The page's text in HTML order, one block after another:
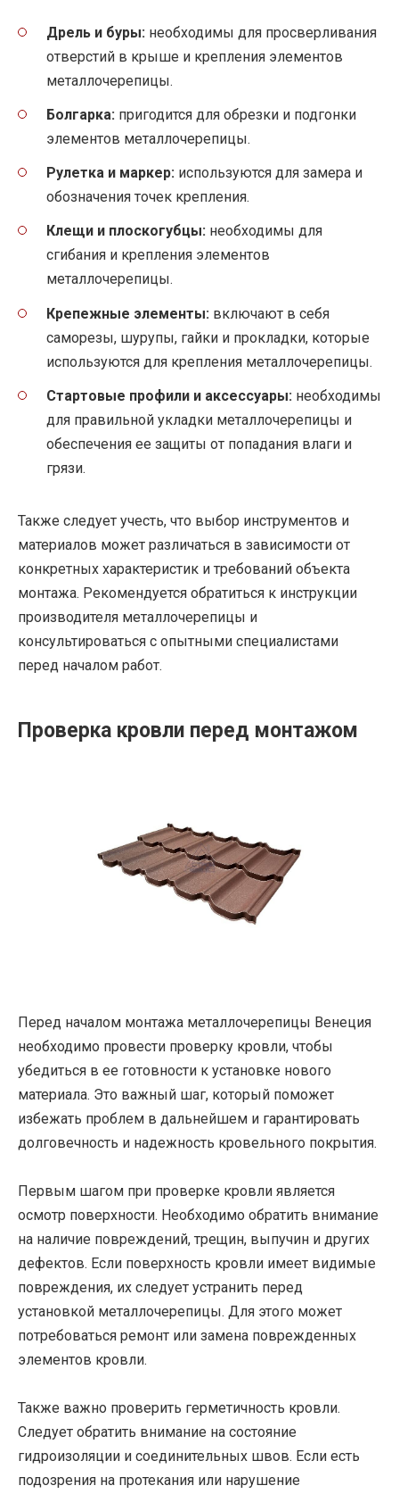
Дрель и буры: необходимы для просверливания
отверстий в крыше и крепления элементов
металлочерепицы.
Болгарка: пригодится для обрезки и подгонки
элементов металлочерепицы.
Рулетка и маркер: используются для замера и
обозначения точек крепления.
Клещи и плоскогубцы: необходимы для
сгибания и крепления элементов
металлочерепицы.
Крепежные элементы: включают в себя
саморезы, шурупы, гайки и прокладки, которые
используются для крепления металлочерепицы.
Стартовые профили и аксессуары: необходимы
для правильной укладки металлочерепицы и
обеспечения ее защиты от попадания влаги и
грязи.
Также следует учесть, что выбор инструментов и
материалов может различаться в зависимости от
конкретных характеристик и требований объекта
монтажа. Рекомендуется обратиться к инструкции
производителя металлочерепицы и
консультироваться с опытными специалистами
перед началом работ.
Проверка кровли перед монтажом
Перед началом монтажа металлочерепицы Венеция
необходимо провести проверку кровли, чтобы
убедиться в ее готовности к установке нового
материала. Это важный шаг, который поможет
избежать проблем в дальнейшем и гарантировать
долговечность и надежность кровельного покрытия.
Первым шагом при проверке кровли является
осмотр поверхности. Необходимо обратить внимание
на наличие повреждений, трещин, выпучин и других
дефектов. Если поверхность кровли имеет видимые
повреждения, их следует устранить перед
установкой металлочерепицы. Для этого может
потребоваться ремонт или замена поврежденных
элементов кровли.
Также важно проверить герметичность кровли.
Следует обратить внимание на состояние
гидроизоляции и соединительных швов. Если есть
подозрения на протекания или нарушение